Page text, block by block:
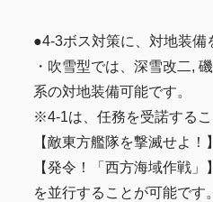
●4-3ボス対策に、対地装備
・吹雪型では、深雪改二,
系の対地装備可能です。
※4-1は、任務を受諾するこ
【敵東方艦隊を撃滅せよ！
【発令！「西方海域作戦」
を並行することが可能です。